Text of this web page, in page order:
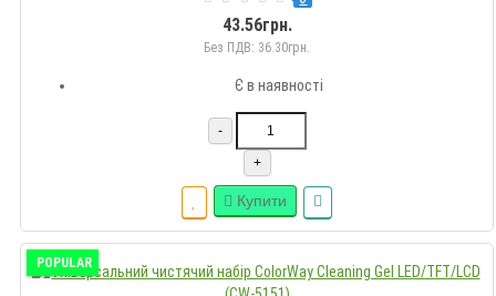
офісного обладнання та побутової техніки, з ураху..
43.56грн.
Без ПДВ: 36.30грн.
Є в наявності
-
+
Купити
POPULAR